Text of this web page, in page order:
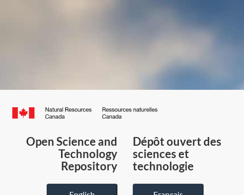
Canada.ca
du
Canada
Open Science and
Technology
Repository
Dépôt ouvert des
sciences et
technologie